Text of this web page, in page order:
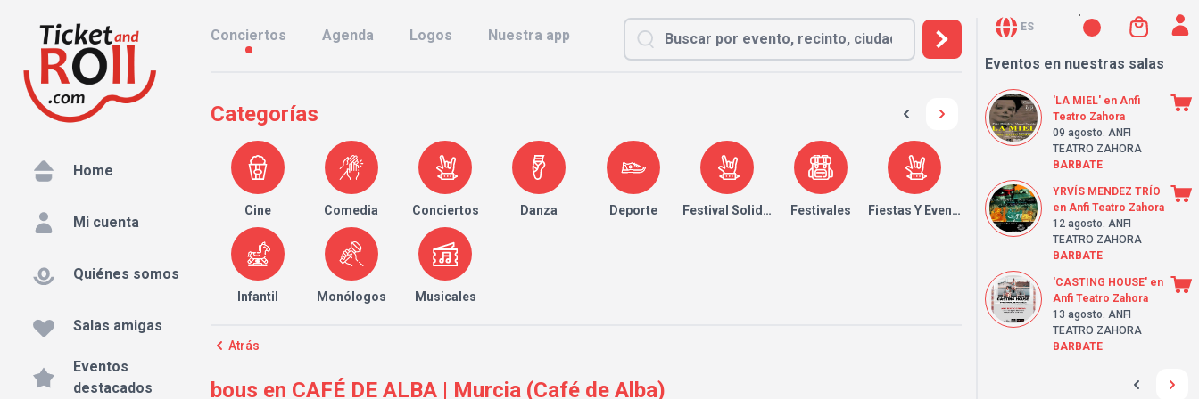
Home
Mi cuenta
Quiénes somos
Salas amigas
Eventos
destacados
Conciertos Agenda Logos Nuestra app
Categorías
Cine Comedia Conciertos Danza Deporte Festival Solidario Festivales Fiestas Y Eventos
Infantil Monólogos Musicales
Atrás
bous en CAFÉ DE ALBA | Murcia (Café de Alba)
ES
Eventos en nuestras salas
'LA MIEL' en Anfi
Teatro Zahora
09 agosto. ANFI
TEATRO ZAHORA
BARBATE
YRVÍS MENDEZ TRÍO
en Anfi Teatro Zahora
12 agosto. ANFI
TEATRO ZAHORA
BARBATE
'CASTING HOUSE' en
Anfi Teatro Zahora
13 agosto. ANFI
TEATRO ZAHORA
BARBATE